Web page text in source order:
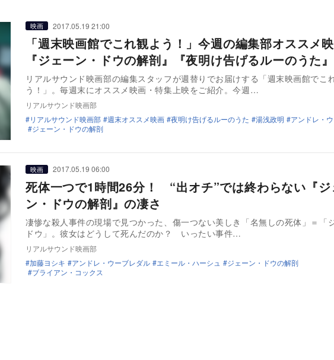
映画 2017.05.19 21:00
「週末映画館でこれ観よう！」今週の編集部オススメ
『ジェーン・ドウの解剖』『夜明け告げるルーのうた』
リアルサウンド映画部の編集スタッフが週替りでお届けする「週末映画館でこ
う！」。毎週末にオススメ映画・特集上映をご紹介。今週…
リアルサウンド映画部
リアルサウンド映画部
週末オススメ映画 夜明け告げるルーのうた 湯浅政明
アンドレ・
ジェーン・ドウの解剖
映画 2017.05.19 06:00
死体一つで1時間26分！ “出オチ”では終わらない『ジ
ン・ドウの解剖』の凄さ
凄惨な殺人事件の現場で見つかった、傷一つない美しき「名無しの死体」＝「
ドウ」。彼女はどうして死んだのか？ いったい事件…
リアルサウンド映画部
加藤ヨシキ
アンドレ・ウーブレダル エミール・ハーシュ
ジェーン・ドウの解剖
ブライアン・コックス